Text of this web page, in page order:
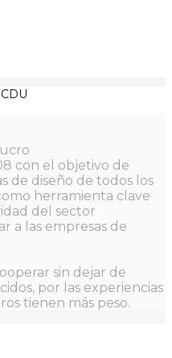
con el objetivo de
de diseño de todos los
herramienta clave
del sector
a las empresas de
sin dejar de
por las experiencias
tienen más peso.